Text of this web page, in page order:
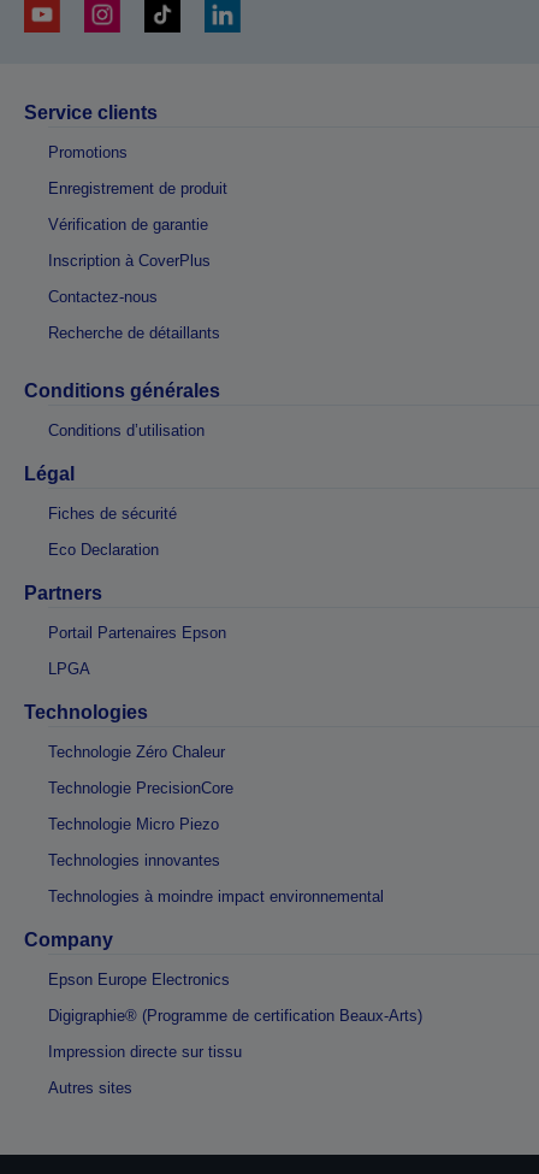
Service clients
Promotions
Enregistrement de produit
Vérification de garantie
Inscription à CoverPlus
Contactez-nous
Recherche de détaillants
Conditions générales
Conditions d’utilisation
Légal
Fiches de sécurité
Eco Declaration
Partners
Portail Partenaires Epson
LPGA
Technologies
Technologie Zéro Chaleur
Technologie PrecisionCore
Technologie Micro Piezo
Technologies innovantes
Technologies à moindre impact environnemental
Company
Epson Europe Electronics
Digigraphie® (Programme de certification Beaux-Arts)
Impression directe sur tissu
Autres sites